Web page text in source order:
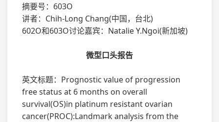
摘要号：603O
讲者：Chih-Long Chang(中国，台北)
602O和603O讨论嘉宾：Natalie Y.Ngoi(新加坡)
微型口头报告
英文标题：Prognostic value of progression
free status at 6 months on overall
survival(OS)in platinum resistant ovarian
cancer(PROC):Landmark analysis from the